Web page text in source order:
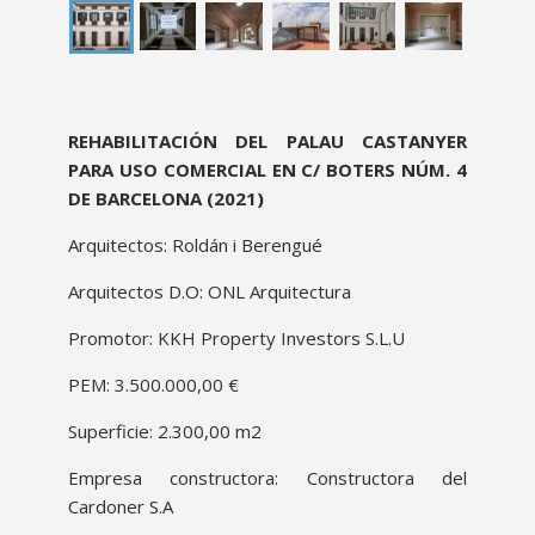
proyecto
descripcion
REHABILITACIÓN DEL PALAU CASTANYER
PARA USO COMERCIAL EN C/ BOTERS NÚM. 4
DE BARCELONA (2021)
Arquitectos: Roldán i Berengué
Arquitectos D.O: ONL Arquitectura
Promotor: KKH Property Investors S.L.U
PEM: 3.500.000,00 €
Superficie: 2.300,00 m2
Empresa constructora: Constructora del
Cardoner S.A